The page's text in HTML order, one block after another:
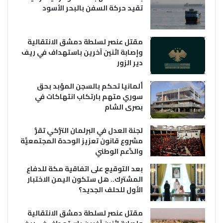
تقيد حركة السفن بالبحر الأسود
مقتل عنصر لسلطة دمشق الانتقالية
وإصابة اثنين آخرين باستهداف في ريف
دير الزور
ألمانيا تحكم بالسجن المؤبد بحق
سوري متهم بارتكاب انتهاكات في
بصرى الشام
لجنة العدل في البرلمان التُّركي تقرُّ
مشروع قانون تعزيز الوحدة المجتمعيَّة
والدَّعم الوطني
بعد التوقيع على اتفاقية مكة للدفاع
المشترك.. هل ستكون اليمن الاختبار
الأول للحلف الجديد؟
مقتل عنصر لسلطة دمشق الانتقالية